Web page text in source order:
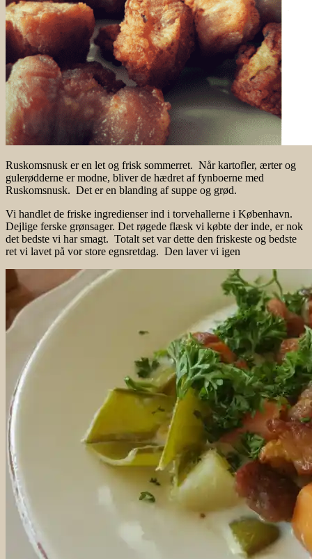
Ruskomsnusk er en let og frisk sommerret. Når kartofler, ærter og
gulerødderne er modne, bliver de hædret af fynboerne med
Ruskomsnusk. Det er en blanding af suppe og grød.
Vi handlet de friske ingredienser ind i torvehallerne i København.
Dejlige ferske grønsager. Det røgede flæsk vi købte der inde, er nok
det bedste vi har smagt. Totalt set var dette den friskeste og bedste
ret vi lavet på vor store egnsretdag. Den laver vi igen